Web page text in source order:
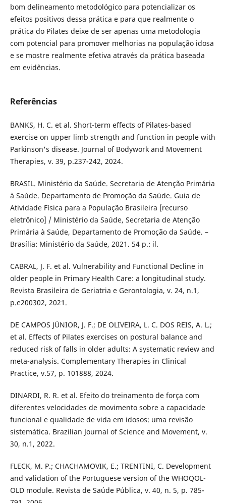
bom delineamento metodológico para potencializar os
efeitos positivos dessa prática e para que realmente o
prática do Pilates deixe de ser apenas uma metodologia
com potencial para promover melhorias na população idosa
e se mostre realmente efetiva através da prática baseada
em evidências.
Referências
BANKS, H. C. et al. Short-term effects of Pilates-based
exercise on upper limb strength and function in people with
Parkinson's disease. Journal of Bodywork and Movement
Therapies, v. 39, p.237-242, 2024.
BRASIL. Ministério da Saúde. Secretaria de Atenção Primária
à Saúde. Departamento de Promoção da Saúde. Guia de
Atividade Física para a População Brasileira [recurso
eletrônico] / Ministério da Saúde, Secretaria de Atenção
Primária à Saúde, Departamento de Promoção da Saúde. –
Brasília: Ministério da Saúde, 2021. 54 p.: il.
CABRAL, J. F. et al. Vulnerability and Functional Decline in
older people in Primary Health Care: a longitudinal study.
Revista Brasileira de Geriatria e Gerontologia, v. 24, n.1,
p.e200302, 2021.
DE CAMPOS JÚNIOR, J. F.; DE OLIVEIRA, L. C. DOS REIS, A. L.;
et al. Effects of Pilates exercises on postural balance and
reduced risk of falls in older adults: A systematic review and
meta-analysis. Complementary Therapies in Clinical
Practice, v.57, p. 101888, 2024.
DINARDI, R. R. et al. Efeito do treinamento de força com
diferentes velocidades de movimento sobre a capacidade
funcional e qualidade de vida em idosos: uma revisão
sistemática. Brazilian Journal of Science and Movement, v.
30, n.1, 2022.
FLECK, M. P.; CHACHAMOVIK, E.; TRENTINI, C. Development
and validation of the Portuguese version of the WHOQOL-
OLD module. Revista de Saúde Pública, v. 40, n. 5, p. 785-